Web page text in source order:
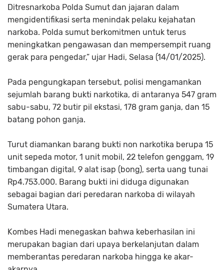
Ditresnarkoba Polda Sumut dan jajaran dalam
mengidentifikasi serta menindak pelaku kejahatan
narkoba. Polda sumut berkomitmen untuk terus
meningkatkan pengawasan dan mempersempit ruang
gerak para pengedar,” ujar Hadi, Selasa (14/01/2025).
Pada pengungkapan tersebut, polisi mengamankan
sejumlah barang bukti narkotika, di antaranya 547 gram
sabu-sabu, 72 butir pil ekstasi, 178 gram ganja, dan 15
batang pohon ganja.
Turut diamankan barang bukti non narkotika berupa 15
unit sepeda motor, 1 unit mobil, 22 telefon genggam, 19
timbangan digital, 9 alat isap (bong), serta uang tunai
Rp4.753.000. Barang bukti ini diduga digunakan
sebagai bagian dari peredaran narkoba di wilayah
Sumatera Utara.
Kombes Hadi menegaskan bahwa keberhasilan ini
merupakan bagian dari upaya berkelanjutan dalam
memberantas peredaran narkoba hingga ke akar-